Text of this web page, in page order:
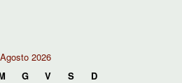
Agosto 2026
G V S
D